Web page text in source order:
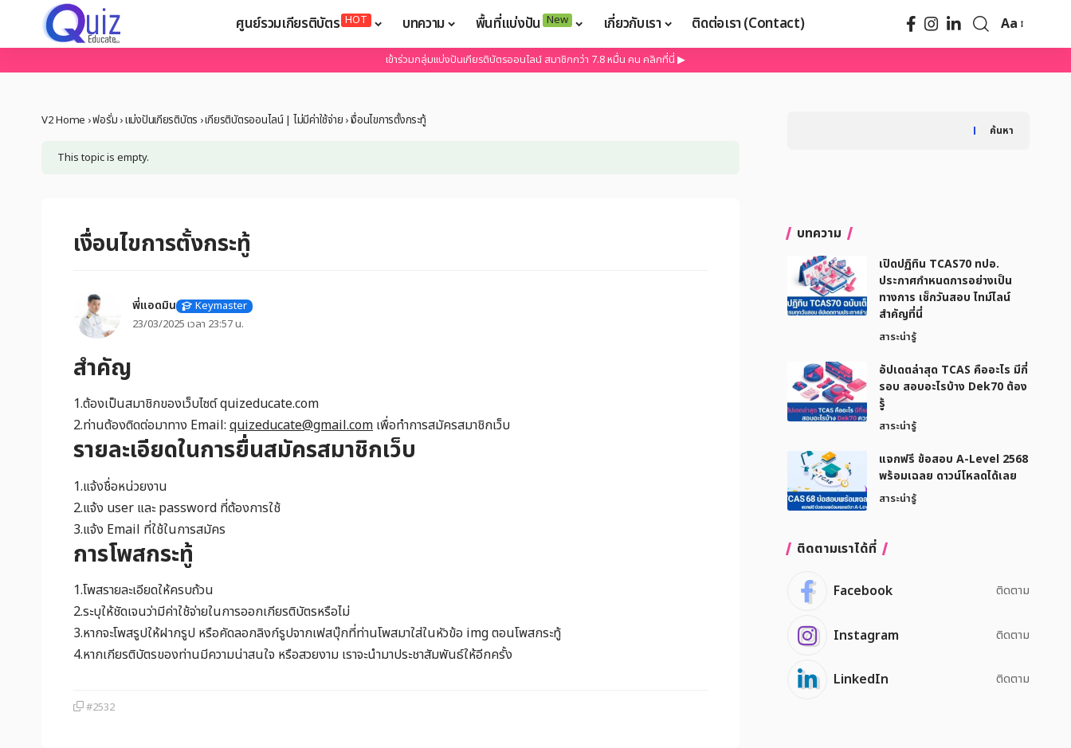
ศูนย์รวมเกียรติบัตร HOT บทความ พื้นที่แบ่งปัน New เกี่ยวกับเรา ติดต่อเรา (Contact) Aa
เข้าร่วมกลุ่มแบ่งปันเกียรติบัตรออนไลน์ สมาชิกกว่า 7.8 หมื่น คน คลิกที่นี่ ▶
V2 Home ›ฟอรั่ม ›แบ่งปันเกียรติบัตร ›เกียรติบัตรออนไลน์ | ไม่มีค่าใช้จ่าย ›เงื่อนไขการตั้งกระทู้
This topic is empty.
เงื่อนไขการตั้งกระทู้
พี่แอดมิน
Keymaster
23/03/2025 เวลา 23:57 น.
สำคัญ
1.ต้องเป็นสมาชิกของเว็บไซต์ quizeducate.com
2.ท่านต้องติดต่อมาทาง Email: quizeducate@gmail.com เพื่อทำการสมัครสมาชิกเว็บ
รายละเอียดในการยื่นสมัครสมาชิกเว็บ
1.แจ้งชื่อหน่วยงาน
2.แจ้ง user และ password ที่ต้องการใช้
3.แจ้ง Email ที่ใช้ในการสมัคร
การโพสกระทู้
1.โพสรายละเอียดให้ครบถ้วน
2.ระบุให้ชัดเจนว่ามีค่าใช้จ่ายในการออกเกียรติบัตรหรือไม่
3.หากจะโพสรูปให้ฝากรูป หรือคัดลอกลิงก์รูปจากเฟสบุ๊กที่ท่านโพสมาใส่ในหัวข้อ img ตอนโพสกระทู้
4.หากเกียรติบัตรของท่านมีความน่าสนใจ หรือสวยงาม เราจะนำมาประชาสัมพันธ์ให้อีกครั้ง
#2532
ค้นหา
When autocomplete results are available
บทความ
เปิดปฏิทิน TCAS70 ทปอ.
ประกาศกำหนดการอย่างเป็น
ทางการ เช็กวันสอบ ไทม์ไลน์
สำคัญที่นี่
สาระน่ารู้
อัปเดตล่าสุด TCAS คืออะไร มีกี่
รอบ สอบอะไรบ้าง Dek70 ต้อง
รู้
สาระน่ารู้
แจกฟรี ข้อสอบ A-Level 2568
พร้อมเฉลย ดาวน์โหลดได้เลย
สาระน่ารู้
ติดตามเราได้ที่
Facebook ติดตาม
Instagram ติดตาม
LinkedIn ติดตาม